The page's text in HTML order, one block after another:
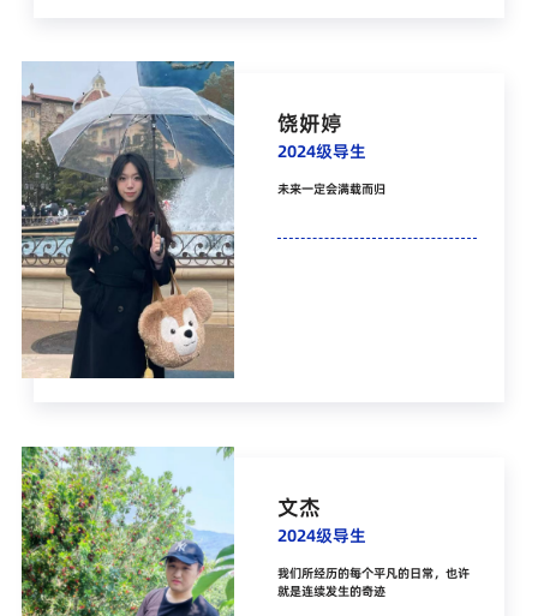
饶妍婷
2024级导生
未来一定会满载而归
文杰
2024级导生
我们所经历的每个平凡的日常，也许
就是连续发生的奇迹